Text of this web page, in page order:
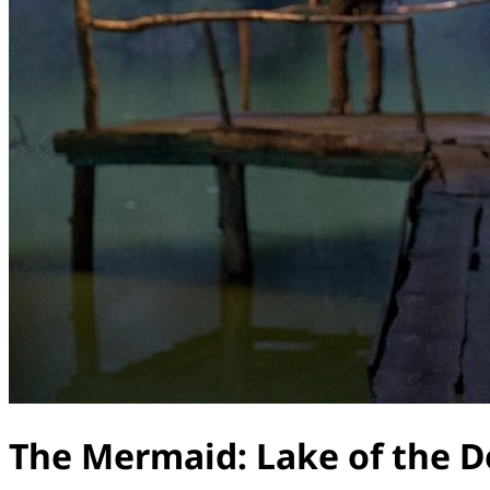
The Mermaid: Lake of the